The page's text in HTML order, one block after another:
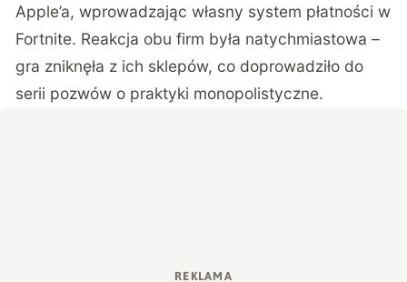
Apple’a, wprowadzając własny system płatności w
Fortnite. Reakcja obu firm była natychmiastowa –
gra zniknęła z ich sklepów, co doprowadziło do
serii pozwów o praktyki monopolistyczne.